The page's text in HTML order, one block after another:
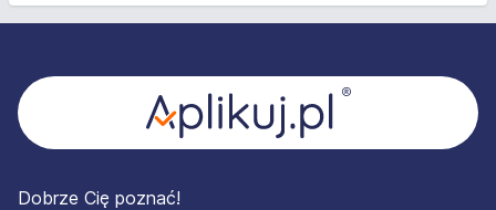
Dobrze Cię poznać!